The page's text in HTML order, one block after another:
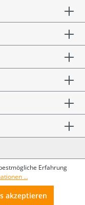
Erfahrung
...
akzeptieren